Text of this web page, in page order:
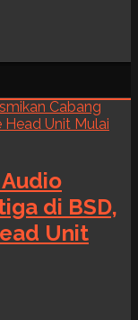
di BSD,
Unit